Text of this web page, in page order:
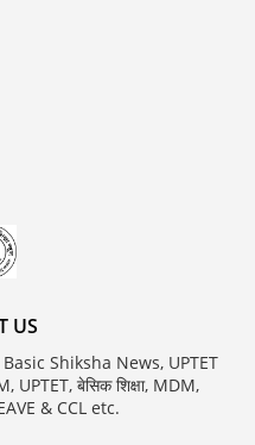
US
Shiksha News, UPTET
UPTET, बेसिक शिक्षा, MDM,
& CCL etc.